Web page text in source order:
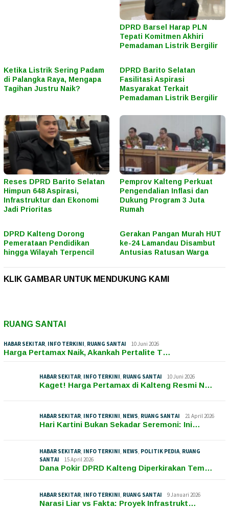
DPRD Barsel Harap PLN
Tepati Komitmen Akhiri
Pemadaman Listrik Bergilir
Ketika Listrik Sering Padam
di Palangka Raya, Mengapa
Tagihan Justru Naik?
DPRD Barito Selatan
Fasilitasi Aspirasi
Masyarakat Terkait
Pemadaman Listrik Bergilir
Reses DPRD Barito Selatan
Himpun 648 Aspirasi,
Infrastruktur dan Ekonomi
Jadi Prioritas
Pemprov Kalteng Perkuat
Pengendalian Inflasi dan
Dukung Program 3 Juta
Rumah
DPRD Kalteng Dorong
Pemerataan Pendidikan
hingga Wilayah Terpencil
Gerakan Pangan Murah HUT
ke-24 Lamandau Disambut
Antusias Ratusan Warga
KLIK GAMBAR UNTUK MENDUKUNG KAMI
RUANG SANTAI
HABAR SEKITAR INFO TERKINI RUANG SANTAI 10 Juni 2026
Harga Pertamax Naik, Akankah Pertalite T…
HABAR SEKITAR INFO TERKINI RUANG SANTAI 10 Juni 2026
Kaget! Harga Pertamax di Kalteng Resmi N…
HABAR SEKITAR INFO TERKINI NEWS RUANG SANTAI 21 April 2026
Hari Kartini Bukan Sekadar Seremoni: Ini…
HABAR SEKITAR INFO TERKINI NEWS POLITIK PEDIA RUANG
SANTAI
15 April 2026
Dana Pokir DPRD Kalteng Diperkirakan Tem…
HABAR SEKITAR INFO TERKINI RUANG SANTAI 9 Januari 2026
Narasi Liar vs Fakta: Proyek Infrastrukt…